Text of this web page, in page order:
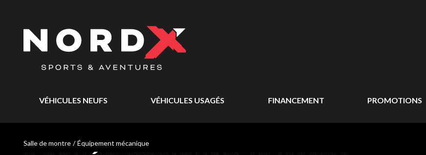
VÉHICULES NEUFS VÉHICULES USAGÉS FINANCEMENT PROMOTIONS
Salle de montre / Équipement mécanique